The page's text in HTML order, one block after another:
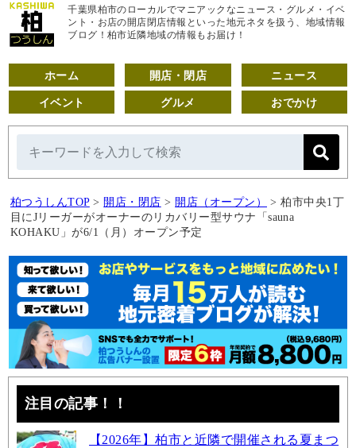
千葉県柏市のローカルでマニアックなニュース・グルメ・イベ
ント・お店の開店閉店情報といった地元ネタを扱う、地域情報
ブログ！柏市近隣地域の情報もお届け！
ホーム 開店・閉店 ニュース
イベント グルメ おでかけ
柏つうしんTOP > 開店・閉店 > 開店（オープン） > 柏市中央1丁
目にJリーガーがオーナーのリカバリー型サウナ「sauna
KOHAKU」が6/1（月）オープン予定
注目の記事！！
【2026年】柏市と近隣で開催される夏まつ